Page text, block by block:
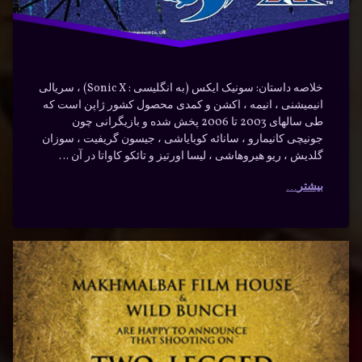
خلاصه داستان: سونیک ایکس (به انگلیسی : Sonic X) ، سریالی
انیمیشنی ، انیمه ، اکشن و کمدی محصول کشور ژاپن است که
طی سالهای 2003 تا 2006 پخش شده و بازیگرانی چون
جونیچی کانیمارو ، سانائه کوبایاشی ، جیسون گریفیت ، سوزان
گلدیش ، ریو هیروهاشی ، لیسا اورتیز و تائکو کاواتا در آن …
بیشتر
دانلود
فیلم
اسب دو
پا با
برچسب‌
خورده
اجتماعی
اسب
دو پا
دیدگاهتان